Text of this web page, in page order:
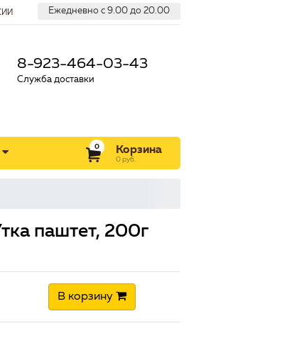
Ежедневно с 9.00 до 20.00
8-923-464-03-43
Служба доставки
Корзина
0 руб.
0
паштет, 200г
В корзину